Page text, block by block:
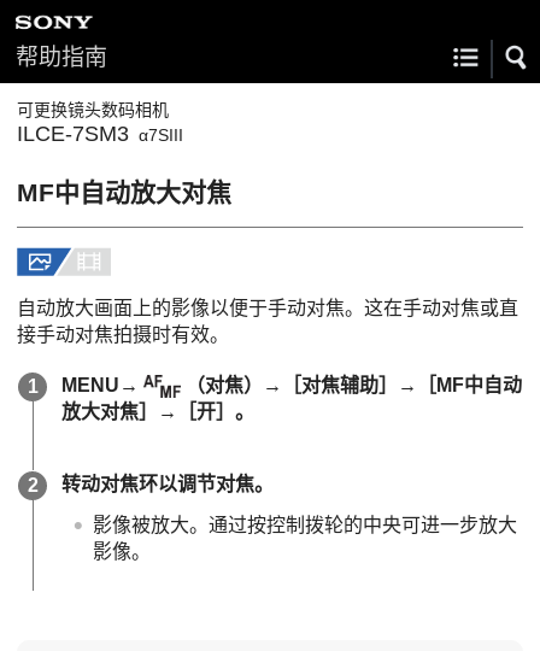
帮助指南
可更换镜头数码相机
ILCE-7SM3 α7SIII
MF中自动放大对焦
自动放大画面上的影像以便于手动对焦。这在手动对焦或直
接手动对焦拍摄时有效。
MENU → （对焦）→ ［对焦辅助］ →
［MF中自动
放大对焦］
→ ［开］ 。
转动对焦环以调节对焦。
影像被放大。通过按控制拨轮的中央可进一步放大
影像。